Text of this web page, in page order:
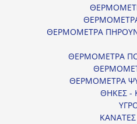
ΘΕΡΜΟΜΕΤΡΑ
ΘΕΡΜΟΜΕΤΡΑ
ΘΕΡΜΟΜΕΤΡΑ
ΘΗΚΕΣ -